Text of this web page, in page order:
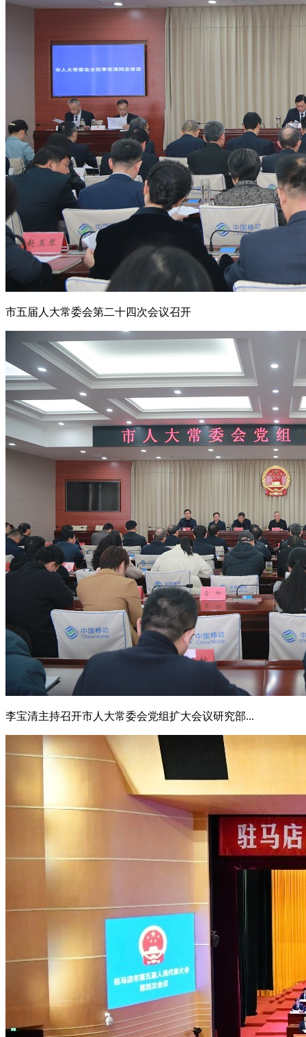
市五届人大常委会第二十四次会议召开
李宝清主持召开市人大常委会党组扩大会议研究部...